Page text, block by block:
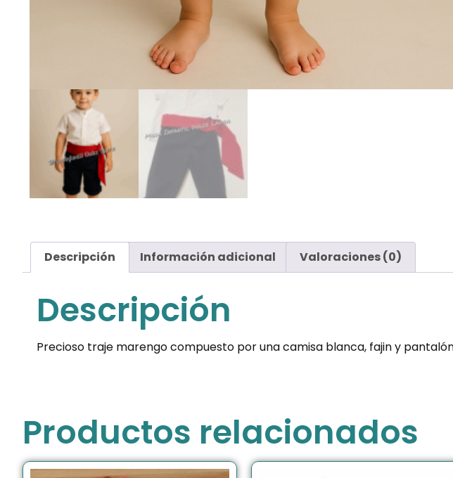
Descripción Información adicional Valoraciones (0)
Descripción
Precioso traje marengo compuesto por una camisa blanca, fajin y pantalón.
Productos relacionados